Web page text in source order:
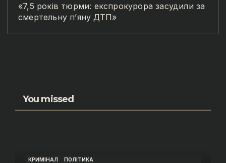
«7,5 років тюрми: експрокурора засудили за
смертельну п’яну ДТП»
You missed
КРИМІНАЛ ПОЛІТИКА